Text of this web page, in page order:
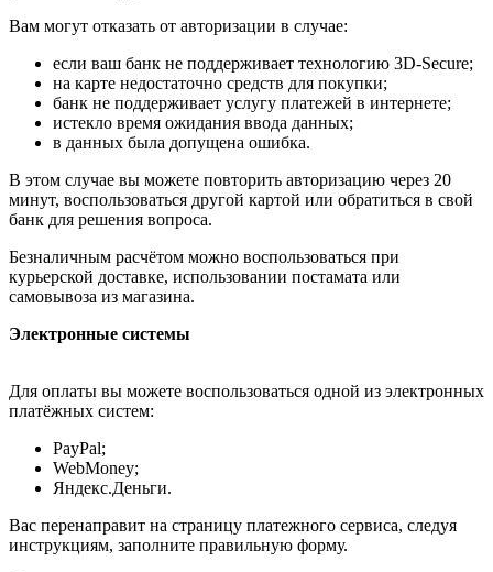
Вам могут отказать от авторизации в случае:
если ваш банк не поддерживает технологию 3D-Secure;
на карте недостаточно средств для покупки;
банк не поддерживает услугу платежей в интернете;
истекло время ожидания ввода данных;
в данных была допущена ошибка.
В этом случае вы можете повторить авторизацию через 20
минут, воспользоваться другой картой или обратиться в свой
банк для решения вопроса.
Безналичным расчётом можно воспользоваться при
курьерской доставке, использовании постамата или
самовывоза из магазина.
Электронные системы
Для оплаты вы можете воспользоваться одной из электронных
платёжных систем:
PayPal;
WebMoney;
Яндекс.Деньги.
Вас перенаправит на страницу платежного сервиса, следуя
инструкциям, заполните правильную форму.